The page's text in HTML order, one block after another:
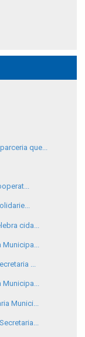
que...
cida...
...
Municipa...
Munici...